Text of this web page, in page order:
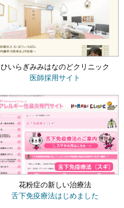
ひいらぎみみはなのどクリニック
医師採用サイト
花粉症の新しい治療法
舌下免疫療法はじめました